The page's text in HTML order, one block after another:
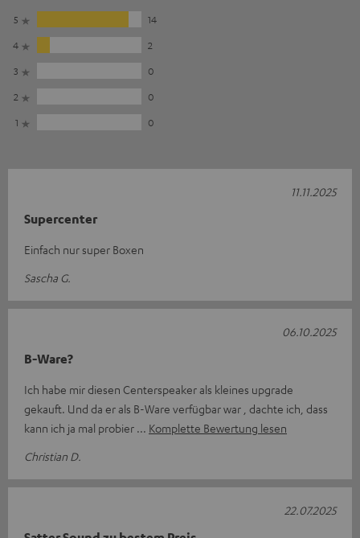
5
14
4
2
3
0
2
0
1
0
Supercenter
Einfach nur super Boxen
Sascha G.
11.11.2025
B-Ware?
Ich habe mir diesen Centerspeaker als kleines upgrade
gekauft. Und da er als B-Ware verfügbar war , dachte ich, dass
kann ich ja mal probier
Komplette Bewertung lesen
Christian D.
06.10.2025
22.07.2025